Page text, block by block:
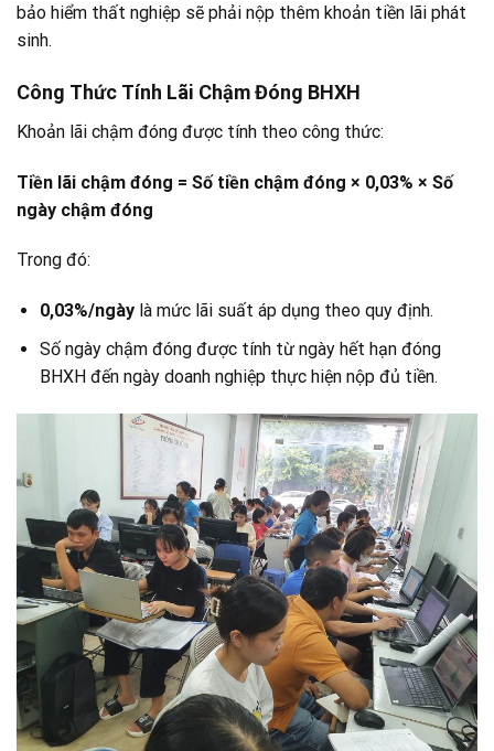
bảo hiểm thất nghiệp sẽ phải nộp thêm khoản tiền lãi phát
sinh.
Công Thức Tính Lãi Chậm Đóng BHXH
Khoản lãi chậm đóng được tính theo công thức:
Tiền lãi chậm đóng = Số tiền chậm đóng × 0,03% × Số
ngày chậm đóng
Trong đó:
0,03%/ngàylà mức lãi suất áp dụng theo quy định.
Số ngày chậm đóng được tính từ ngày hết hạn đóng
BHXH đến ngày doanh nghiệp thực hiện nộp đủ tiền.